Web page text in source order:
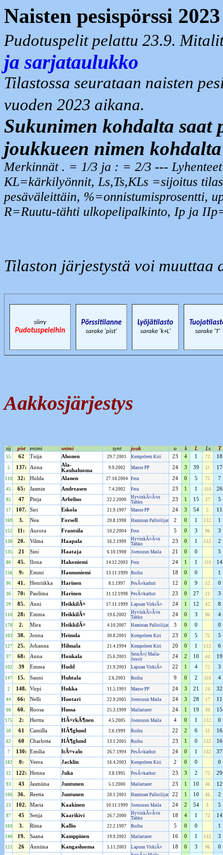
Naisten pesispörssi
Pudotuspelit pelattu 23.9.
ja sarjataulukko
Tilastossa seurataan naisten
vuoden 2023 aikana.
Sukunimen kohdalta saat
joukkueen nimen
Merkinnät . = 1/3 ja : = 2/3 ---
KL=kärkilyönnit, Ls,Ts,KLs =sijoitus
pesäväleittäin, %=onnistumisprosentti,
R=Ruutu-tähti ulkopelipalkinto, Ip ja
Tilaston järjestystä voi
siirry
Pudotuspeleihin
Pörssitilanne
sarake 'pist'
Lyöjätilasto
sarake 'k+L' sarake 'T'
Aakkosjärjestys
sij pist enimi snimi synt jouk o k L Ls T
55 62 Tuija Ahonen 29.7.2001 Kempeleen Kiri 23 4 1 72. 18
5 137: Anna
Ala-
Kauhaluoma
9.9.2002 Manse PP 24 3 39 11. 17
110 32: Hulda Alanen 27.10.2004 Fera 24 0 5 72. 7
45 65: Jasmin Andreasen 7.4.2002 Fera 23 1 1 110. 26
85 47 Pinja Arbelius 22.2.2000
HyvinkÃ¤Ã¤n
Tahko
23 1 15 37. 5
17 107. Siri Eskola 21.9.1997 Manse PP 24 3 54 2. 11
169 3. Nea Forsell 20.8.1998 Haminan Palloilijat 2 0 1 132. 1
152 11: Aurora Frantsila 10.2.2004 Fera 5 0 3 96. 3
138 20. Vilma Haapala 16.2.1999
HyvinkÃ¤Ã¤n
Tahko
23 0 1 132. 2
135 21 Sini Haataja 6.10.1998 Joensuun Maila 21 0 0 5
86 45. Ilona Hakoniemi 14.12.2003 Fera 24 1 1 110. 14
156 9: Emmi Hannuniemi 13.11.1999 Roihu 18 0 0 1
96 41. Henriikka Harinen 8.1.1997 PesÃ¤karhut 12 0 9 52. 0
36 70: Pauliina Harinen 31.12.1998 PesÃ¤karhut 23 0 27 21. 3
29 85. Anni HeikkilÃ¤ 17.11.1999 Lapuan VirkiÃ¤ 24 1 12 42. 8
116 28: Emma HeikkilÃ¤ 19.6.2002
HyvinkÃ¤Ã¤n
Tahko
24 0 3 96. 4
178 2. Mira HeikkilÃ¤ 4.10.2007 Haminan Palloilijat 3 0 0 0
103 38. Jonna Heinula 30.8.2001 Kempeleen Kiri 23 0 5 72. 5
127 25. Johanna Hihnala 21.4.1994 Kempeleen Kiri 20 0 1 132. 6
37 68: Anna Honkala 25.6.2001
SeinÃ¤j Maila-
Jussit
24 2 10 44. 19
102 39 Emma Hudd 21.9.2003 Lapuan VirkiÃ¤ 22 1 4 72. 3
147 15. Sanni Huhtala 2.6.2003 Roihu 9 0 2 110. 4
2 148. Virpi Hukka 11.5.1991 Manse PP 24 3 21 24. 32
44 66: Nelli Huotari 22.9.2005 Joensuun Maila 24 3 28 17. 11
60 60. Roosa Hussa 25.3.1999 Mailattaret 24 1 19 30. 15
175 2: Hertta HÃ¤rkÃ¶nen 4.5.2005 Joensuun Maila 4 0 1 132. 0
58 61 Camilla HÃ¶glund 2.6.1999 Roihu 22 2 6 55. 16
62 60 Charlotta HÃ¶glund 13.1.2005 Roihu 23 1 0 132. 16
7 130: Emilia ItÃ¤valo 26.7.1994 PesÃ¤karhut 24 0 1 132. 37
182 0: Veera Jacklin 16.4.2003 Kempeleen Kiri 2 0 0 0
12 122: Henna Juka 3.8.1995 PesÃ¤karhut 23 3 2 72. 29
93 43 Jasmiina Juntunen 5.1.2000 Mailattaret 23 1 10 46. 12
106 36. Reetta Juntunen 28.1.2001 Haminan Palloilijat 22 1 10 46. 2
23 102. Maria Kaakinen 10.11.1999 Joensuun Maila 24 2 54 3. 5
87 45 Senja Kaarikivi 26.7.2000
HyvinkÃ¤Ã¤n
Tahko
18 4 1 72. 14
169 3. Riina Kallio 22.2.1997 Roihu 5 0 0 1
140 19. Saana Kamppinen 19.9.2002 Mailattaret 16 0 1 132. 3
121 26 Anniina Kangasluoma 5.11.2003 Lapuan VirkiÃ¤ 18 0 3 96. 0